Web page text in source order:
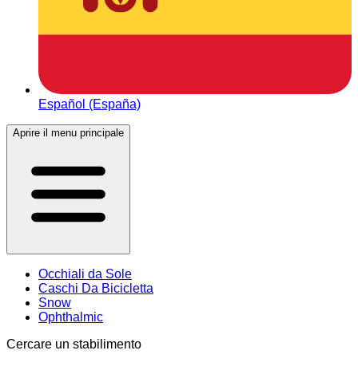
Español (España)
Aprire il menu principale
Occhiali da Sole
Caschi Da Bicicletta
Snow
Ophthalmic
Cercare un stabilimento